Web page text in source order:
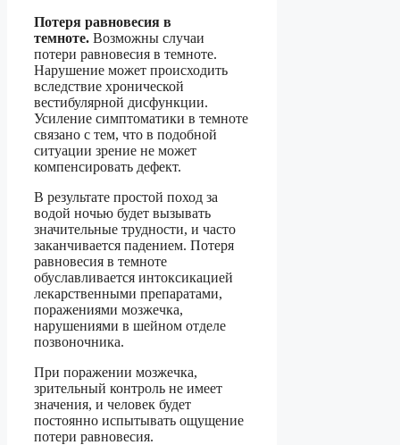
Потеря равновесия в
темноте. Возможны случаи
потери равновесия в темноте.
Нарушение может происходить
вследствие хронической
вестибулярной дисфункции.
Усиление симптоматики в темноте
связано с тем, что в подобной
ситуации зрение не может
компенсировать дефект.
В результате простой поход за
водой ночью будет вызывать
значительные трудности, и часто
заканчивается падением. Потеря
равновесия в темноте
обуславливается интоксикацией
лекарственными препаратами,
поражениями мозжечка,
нарушениями в шейном отделе
позвоночника.
При поражении мозжечка,
зрительный контроль не имеет
значения, и человек будет
постоянно испытывать ощущение
потери равновесия.